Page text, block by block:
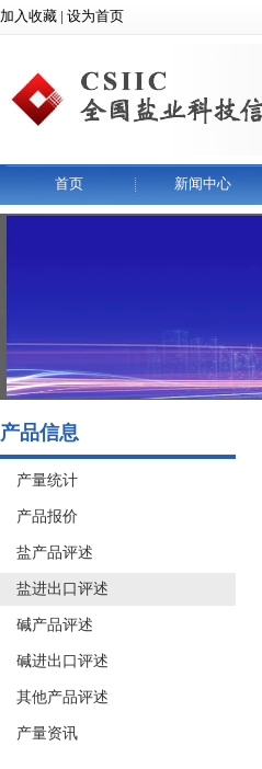
加入收藏 | 设为首页
首页 新闻中心
产品信息
产量统计
产品报价
盐产品评述
盐进出口评述
碱产品评述
碱进出口评述
其他产品评述
产量资讯